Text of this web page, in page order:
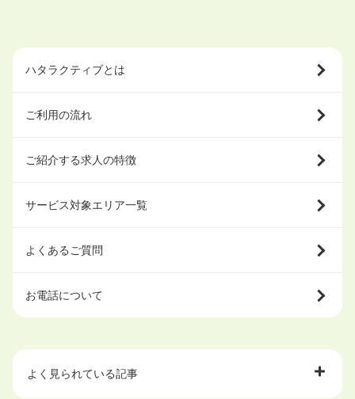
ハタラクティブとは
ご利用の流れ
ご紹介する求人の特徴
サービス対象エリア一覧
よくあるご質問
お電話について
よく見られている記事